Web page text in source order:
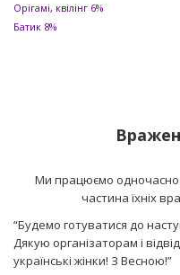
Орігамі, квілінг 6%
Батик 8%
Ми працюємо одночасно
частина їхніх
“Будемо готуватися до
Дякую організаторам і
українські жінки! З Весною!”